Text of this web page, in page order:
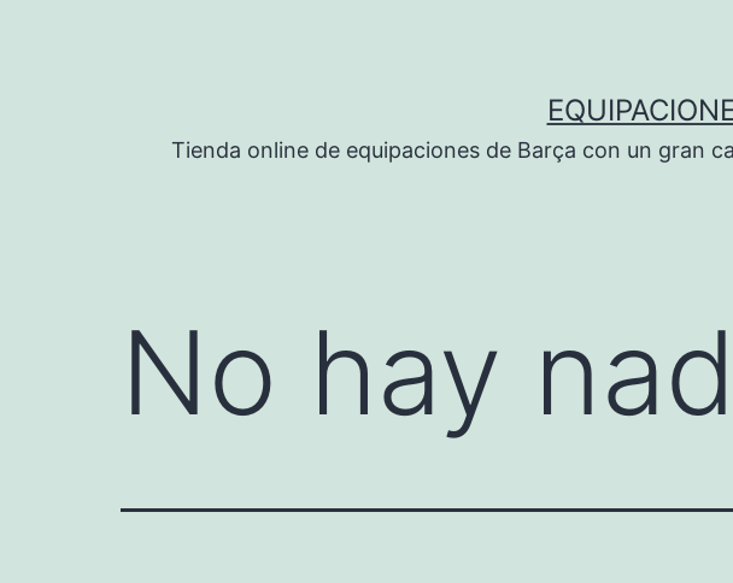
Tienda online de equipaciones de Barça con un gran
No hay